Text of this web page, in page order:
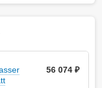
56 074 ₽